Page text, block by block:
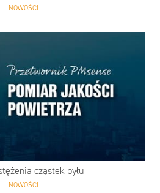
NOWOŚCI
cząstek pyłu
NOWOŚCI